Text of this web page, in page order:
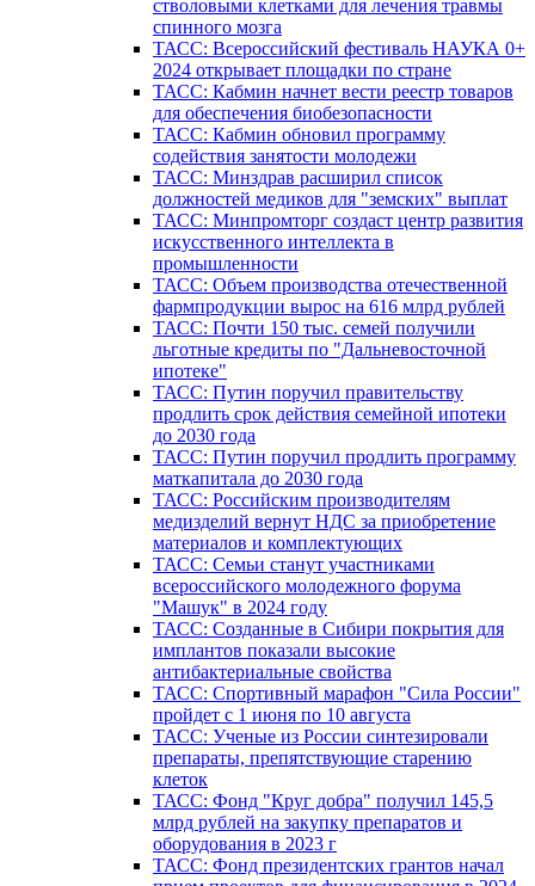
стволовыми клетками для лечения травмы
спинного мозга
ТАСС: Всероссийский фестиваль НАУКА 0+
2024 открывает площадки по стране
ТАСС: Кабмин начнет вести реестр товаров
для обеспечения биобезопасности
ТАСС: Кабмин обновил программу
содействия занятости молодежи
ТАСС: Минздрав расширил список
должностей медиков для "земских" выплат
ТАСС: Минпромторг создаст центр развития
искусственного интеллекта в
промышленности
ТАСС: Объем производства отечественной
фармпродукции вырос на 616 млрд рублей
ТАСС: Почти 150 тыс. семей получили
льготные кредиты по "Дальневосточной
ипотеке"
ТАСС: Путин поручил правительству
продлить срок действия семейной ипотеки
до 2030 года
ТАСС: Путин поручил продлить программу
маткапитала до 2030 года
ТАСС: Российским производителям
медизделий вернут НДС за приобретение
материалов и комплектующих
ТАСС: Семьи станут участниками
всероссийского молодежного форума
"Машук" в 2024 году
ТАСС: Созданные в Сибири покрытия для
имплантов показали высокие
антибактериальные свойства
ТАСС: Спортивный марафон "Сила России"
пройдет с 1 июня по 10 августа
ТАСС: Ученые из России синтезировали
препараты, препятствующие старению
клеток
ТАСС: Фонд "Круг добра" получил 145,5
млрд рублей на закупку препаратов и
оборудования в 2023 г
ТАСС: Фонд президентских грантов начал